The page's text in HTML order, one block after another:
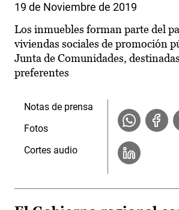
19 de Noviembre de 2019
Los inmuebles forman parte del
viviendas sociales de promoción
Junta de Comunidades,
preferentes
Notas de prensa
Fotos
Cortes audio